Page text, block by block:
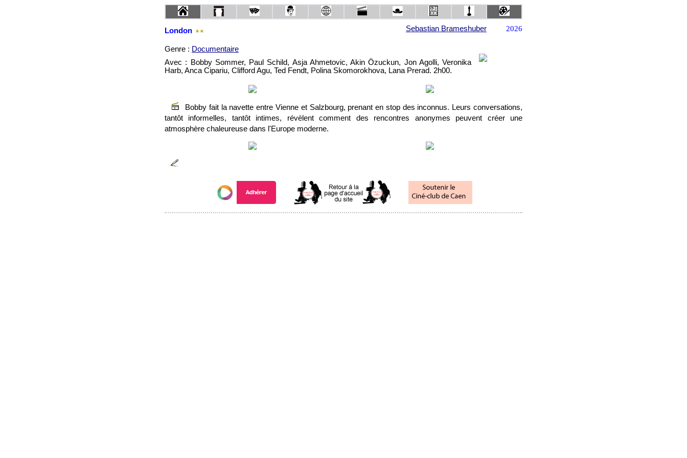
London Sebastian Brameshuber 2026
Genre : Documentaire
Avec : Bobby Sommer, Paul Schild, Asja Ahmetovic, Akin Özuckun, Jon Agolli, Veronika
Harb, Anca Cipariu, Clifford Agu, Ted Fendt, Polina Skomorokhova, Lana Prerad. 2h00.
Bobby fait la navette entre Vienne et Salzbourg, prenant en stop des inconnus. Leurs conversations,
tantôt informelles, tantôt intimes, révèlent comment des rencontres anonymes peuvent créer une
atmosphère chaleureuse dans l'Europe moderne.